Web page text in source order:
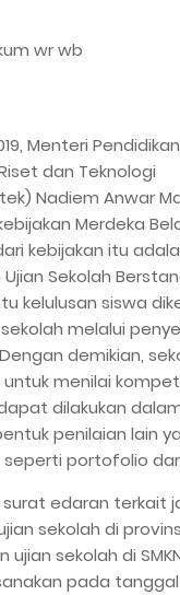
wr wb
Menteri
dan Teknologi
Nadiem Anwar
Merdeka
kebijakan itu
Sekolah
kelulusan siswa
melalui
demikian,
menilai
dilakukan
penilaian lain
portofolio
edaran terkait
sekolah di
sekolah di
pada